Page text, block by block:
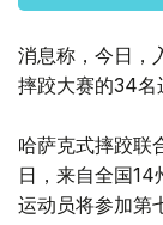
消息称，今日，
摔跤大赛的34名
哈萨克式摔跤联
日，来自全国
运动员将参加第